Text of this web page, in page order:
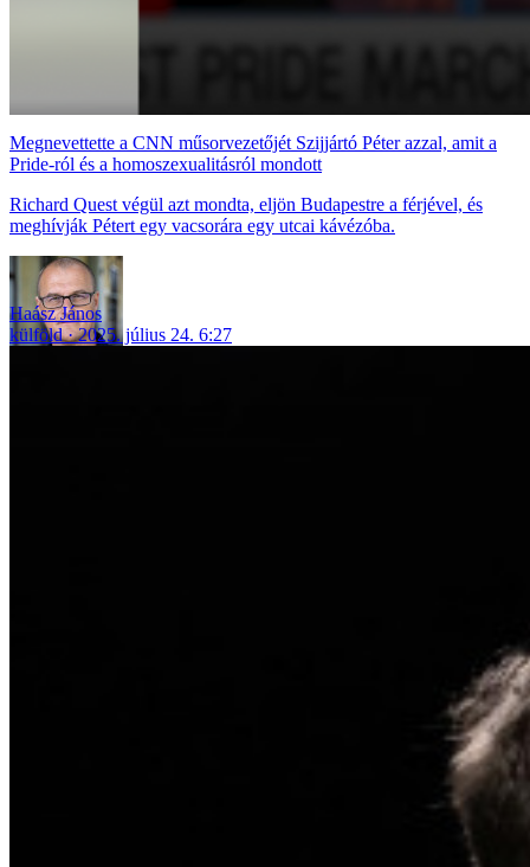
Megnevettette a CNN műsorvezetőjét Szijjártó Péter azzal, amit a
Pride-ról és a homoszexualitásról mondott
Richard Quest végül azt mondta, eljön Budapestre a férjével, és
meghívják Pétert egy vacsorára egy utcai kávézóba.
Haász János
külföld
2025. július 24. 6:27